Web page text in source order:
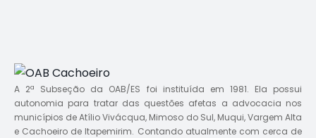
A 2ª Subseção da OAB/ES foi instituída em 1981. Ela possui
autonomia para tratar das questões afetas a advocacia nos
municípios de Atílio Vivácqua, Mimoso do Sul, Muqui, Vargem Alta
e Cachoeiro de Itapemirim. Contando atualmente com cerca de